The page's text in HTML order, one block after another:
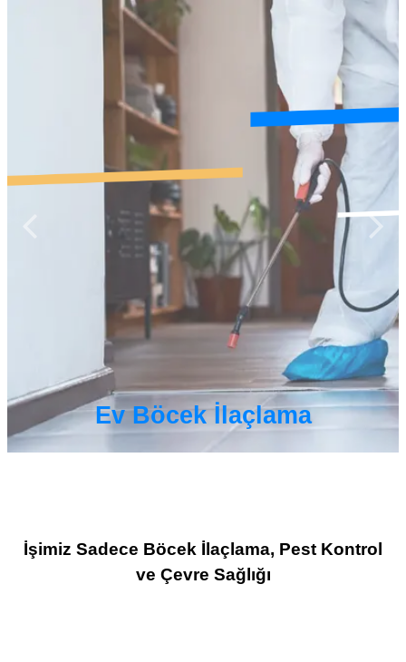
Ev Böcek İlaçlama
İşimiz Sadece Böcek İlaçlama, Pest Kontrol
ve Çevre Sağlığı